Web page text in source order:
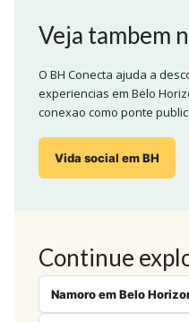
Veja tambem
O BH Conecta ajuda a
experiencias em Belo
conexao como ponte
Vida social em BH
Continue
Namoro em Belo